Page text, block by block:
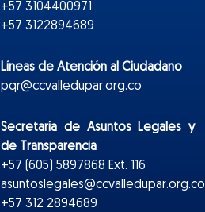
+57 3104400971
+57 3122894689
Líneas de Atención al Ciudadano
pqr@ccvalledupar.org.co
Secretaría de Asuntos Legales y
de Transparencia
+57 (605) 5897868 Ext. 116
asuntoslegales@ccvalledupar.org.co
+57 312 2894689